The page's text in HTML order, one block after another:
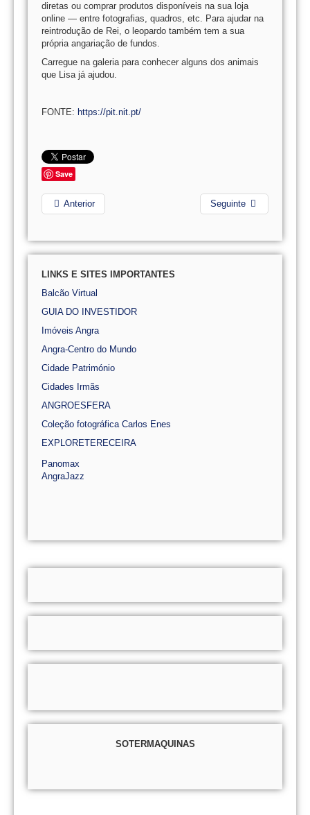
diretas ou comprar produtos disponíveis na sua loja
online — entre fotografias, quadros, etc. Para ajudar na
reintrodução de Rei, o leopardo também tem a sua
própria angariação de fundos.
Carregue na galeria para conhecer alguns dos animais
que Lisa já ajudou.
FONTE: https://pit.nit.pt/
Save
Anterior Seguinte
LINKS E SITES IMPORTANTES
Balcão Virtual
GUIA DO INVESTIDOR
Imóveis Angra
Angra-Centro do Mundo
Cidade Património
Cidades Irmãs
ANGROESFERA
Coleção fotográfica Carlos Enes
EXPLORETERECEIRA
Panomax
AngraJazz
SOTERMAQUINAS